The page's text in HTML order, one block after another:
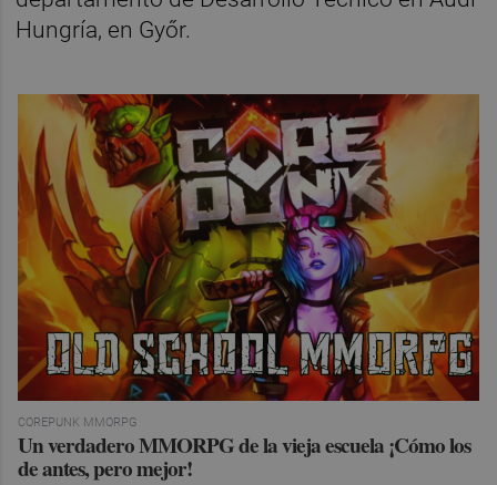
Hungría, en Győr.
COREPUNK MMORPG
Un verdadero MMORPG de la vieja escuela ¡Cómo los
de antes, pero mejor!